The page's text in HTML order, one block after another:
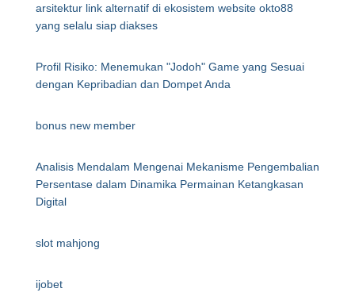
arsitektur link alternatif di ekosistem website okto88
yang selalu siap diakses
Profil Risiko: Menemukan "Jodoh" Game yang Sesuai
dengan Kepribadian dan Dompet Anda
bonus new member
Analisis Mendalam Mengenai Mekanisme Pengembalian
Persentase dalam Dinamika Permainan Ketangkasan
Digital
slot mahjong
ijobet